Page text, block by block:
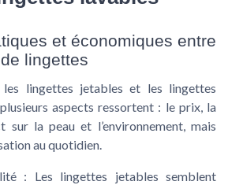
et économiques entre
lingettes
lingettes jetables et les lingettes
aspects ressortent : le prix, la
sur la peau et l’environnement, mais
au quotidien.
: Les lingettes jetables semblent